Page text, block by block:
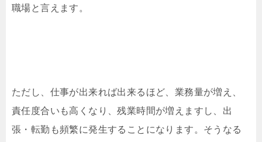
職場と言えます。
ただし、仕事が出来れば出来るほど、業務量が増え、
責任度合いも高くなり、残業時間が増えますし、出
張・転勤も頻繁に発生することになります。そうなる